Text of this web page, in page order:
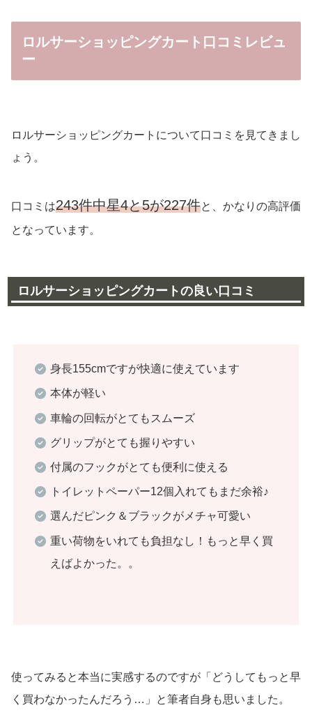
ロルサーショッピングカート口コミレビュ
ー
ロルサーショッピングカートについて口コミを見てきまし
ょう。
口コミは243件中星4と5が227件と、かなりの高評価
となっています。
ロルサーショッピングカートの良い口コミ
身長155cmですが快適に使えています
本体が軽い
車輪の回転がとてもスムーズ
グリップがとても握りやすい
付属のフックがとても便利に使える
トイレットペーパー12個入れてもまだ余裕♪
選んだピンク＆ブラックがメチャ可愛い
重い荷物をいれても負担なし！もっと早く買
えばよかった。。
使ってみると本当に実感するのですが「どうしてもっと早
く買わなかったんだろう…」と筆者自身も思いました。